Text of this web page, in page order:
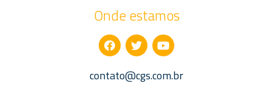
Onde estamos
contato@cgs.com.br